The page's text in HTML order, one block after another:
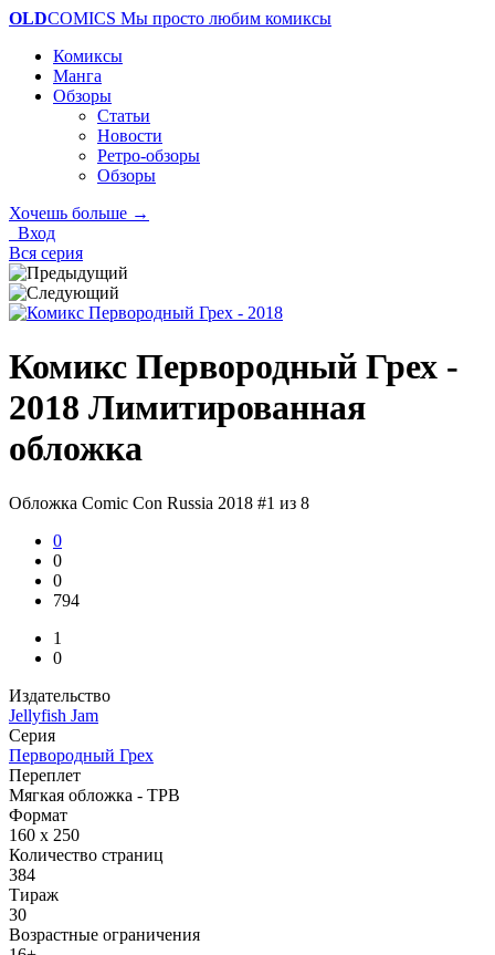
OLDCOMICS Мы просто любим комиксы
Комиксы
Манга
Обзоры
Статьи
Новости
Ретро-обзоры
Обзоры
Хочешь больше →
Вход
Вся серия
Комикс Первородный Грех -
2018 Лимитированная
обложка
Обложка Comic Con Russia 2018 #1 из 8
0
0
0
794
1
0
Издательство
Jellyfish Jam
Серия
Первородный Грех
Переплет
Мягкая обложка - TPB
Формат
160 x 250
Количество страниц
384
Тираж
30
Возрастные ограничения